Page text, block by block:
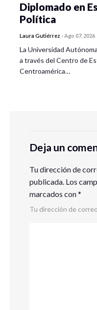
Diplomado en
Política
Laura Gutiérrez -Ago 07, 2026
La Universidad
a través del Centro de
Centroamérica…
Deja un
Tu dirección de
publicada. Los
marcados con*
Tu dirección de